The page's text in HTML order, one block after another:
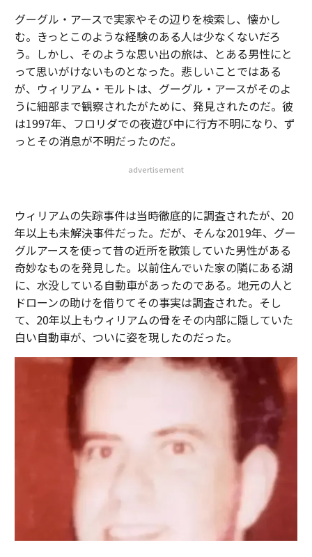
グーグル・アースで実家やその辺りを検索し、懐かし
む。きっとこのような経験のある人は少なくないだろ
う。しかし、そのような思い出の旅は、とある男性にと
って思いがけないものとなった。悲しいことではある
が、ウィリアム・モルトは、グーグル・アースがそのよ
うに細部まで観察されたがために、発見されたのだ。彼
は1997年、フロリダでの夜遊び中に行方不明になり、ず
っとその消息が不明だったのだ。
advertisement
ウィリアムの失踪事件は当時徹底的に調査されたが、20
年以上も未解決事件だった。だが、そんな2019年、グー
グルアースを使って昔の近所を散策していた男性がある
奇妙なものを発見した。以前住んでいた家の隣にある湖
に、水没している自動車があったのである。地元の人と
ドローンの助けを借りてその事実は調査された。そし
て、20年以上もウィリアムの骨をその内部に隠していた
白い自動車が、ついに姿を現したのだった。